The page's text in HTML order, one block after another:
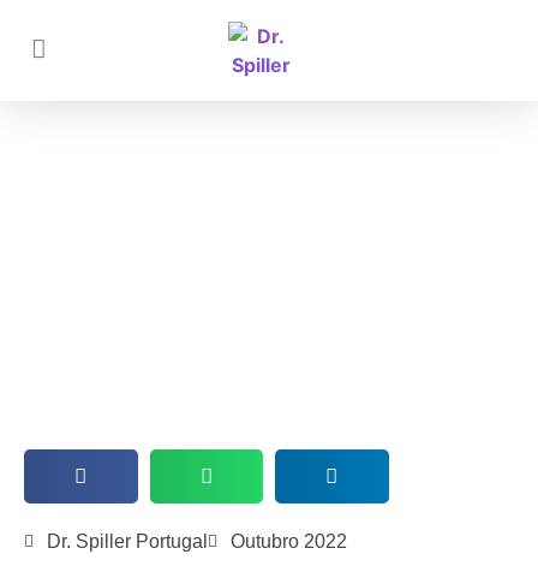
Dr. Spiller Portugal Outubro 2022